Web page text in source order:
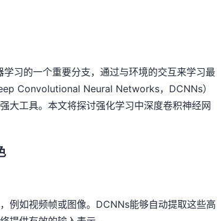
习的一个重要分支，通过与环境的交互来学习最
Convolutional Neural Networks，DCNNs）
大工具。本文将探讨强化学习中深度卷积神经网
例如视频帧或图像。DCNNs能够自动提取这些高